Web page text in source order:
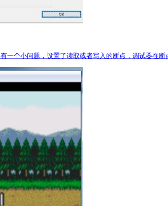
一个小问题，设置了读取或者写入的断点，调试器在